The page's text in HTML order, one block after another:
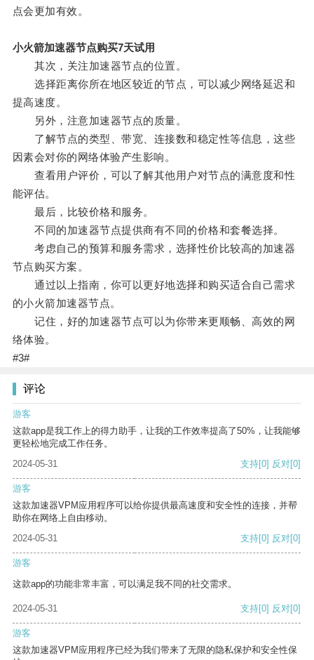
点会更加有效。
小火箭加速器节点购买7天试用
其次，关注加速器节点的位置。
选择距离你所在地区较近的节点，可以减少网络延迟和
提高速度。
另外，注意加速器节点的质量。
了解节点的类型、带宽、连接数和稳定性等信息，这些
因素会对你的网络体验产生影响。
查看用户评价，可以了解其他用户对节点的满意度和性
能评估。
最后，比较价格和服务。
不同的加速器节点提供商有不同的价格和套餐选择。
考虑自己的预算和服务需求，选择性价比较高的加速器
节点购买方案。
通过以上指南，你可以更好地选择和购买适合自己需求
的小火箭加速器节点。
记住，好的加速器节点可以为你带来更顺畅、高效的网
络体验。
#3#
评论
游客
这款app是我工作上的得力助手，让我的工作效率提高了50%，让我能够
更轻松地完成工作任务。
2024-05-31
支持[0] 反对[0]
游客
这款加速器VPM应用程序可以给你提供最高速度和安全性的连接，并帮
助你在网络上自由移动。
2024-05-31
支持[0] 反对[0]
游客
这款app的功能非常丰富，可以满足我不同的社交需求。
2024-05-31 支持[0] 反对[0]
游客
这款加速器VPM应用程序已经为我们带来了无限的隐私保护和安全性保